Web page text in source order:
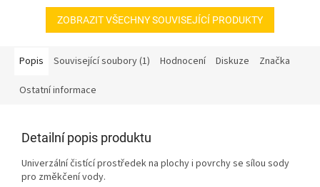
ZOBRAZIT VŠECHNY SOUVISEJÍCÍ PRODUKTY
Popis Související soubory (1) Hodnocení Diskuze Značka
Ostatní informace
Detailní popis produktu
Univerzální čistící prostředek na plochy i povrchy se sílou sody
pro změkčení vody.